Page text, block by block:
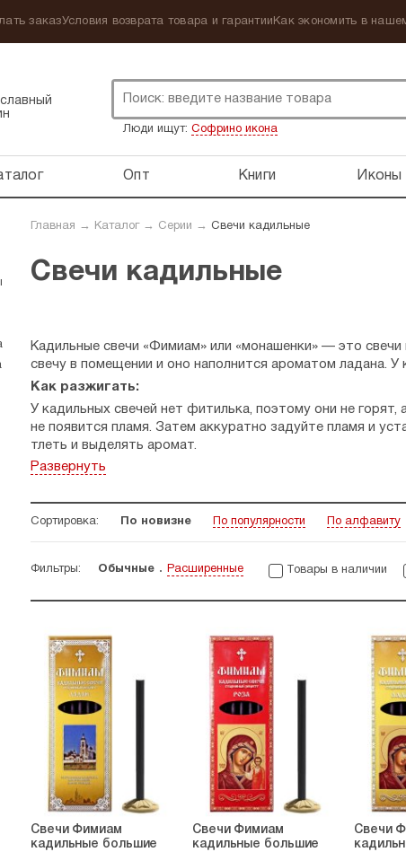
заказУсловия возврата товара и гарантии Как экономить в
Люди ищут: Софрино икона
Опт Книги Иконы
Главная → Каталог→ Серии → Свечи кадильные
Свечи кадильные
Кадильные свечи «Фимиам» или «монашенки» — это
свечу в помещении и оно наполнится ароматом ладана. У
Как разжигать:
У кадильных свечей нет фитилька, поэтому они не
не появится пламя. Затем аккуратно задуйте пламя и
тлеть и выделять аромат.
Чтобы остановить тление, капните несколько капель воды
Развернуть
Сортировка: По новизне По популярности По алфавиту
Фильтры: Обычные Расширенные Товары в наличии
Свечи Фимиам
кадильные большие
Свечи Фимиам
кадильные большие
Свечи